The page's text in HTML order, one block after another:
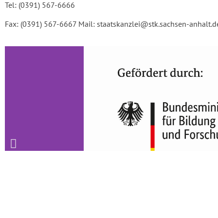
Tel: (0391) 567-6666
Fax: (0391) 567-6667 Mail: staatskanzlei@stk.sachsen-